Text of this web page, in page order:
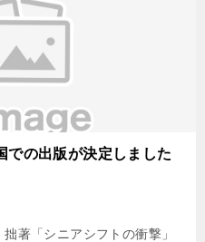
での出版が決定しました
著「シニアシフトの衝撃」